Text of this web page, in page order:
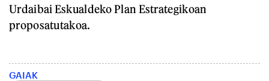
Urdaibai Eskualdeko Plan Estrategikoan
proposatutakoa.
GAIAK